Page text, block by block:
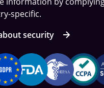
specific.
security